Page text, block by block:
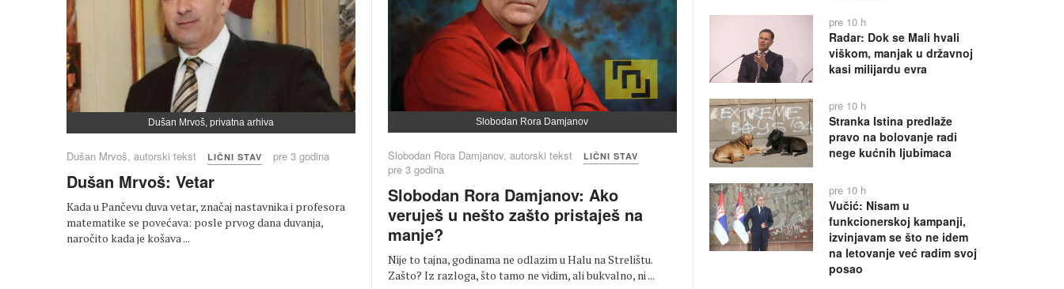
Dušan Mrvoš, privatna arhiva
Dušan Mrvoš, autorski tekst LIČNI STAV pre 3 godina
Dušan Mrvoš: Vetar
Kada u Pančevu duva vetar, značaj nastavnika i profesora
matematike se povećava: posle prvog dana duvanja,
naročito kada je košava ...
Slobodan Rora Damjanov
Slobodan Rora Damjanov, autorski tekst LIČNI STAV
pre 3 godina
Slobodan Rora Damjanov: Ako
veruješ u nešto zašto pristaješ na
manje?
Nije to tajna, godinama ne odlazim u Halu na Strelištu.
Zašto? Iz razloga, što tamo ne vidim, ali bukvalno, ni ...
pre 10 h
Radar: Dok se Mali hvali
viškom, manjak u državnoj
kasi milijardu evra
pre 10 h
Stranka Istina predlaže
pravo na bolovanje radi
nege kućnih ljubimaca
pre 10 h
Vučić: Nisam u
funkcionerskoj kampanji,
izvinjavam se što ne idem
na letovanje već radim svoj
posao